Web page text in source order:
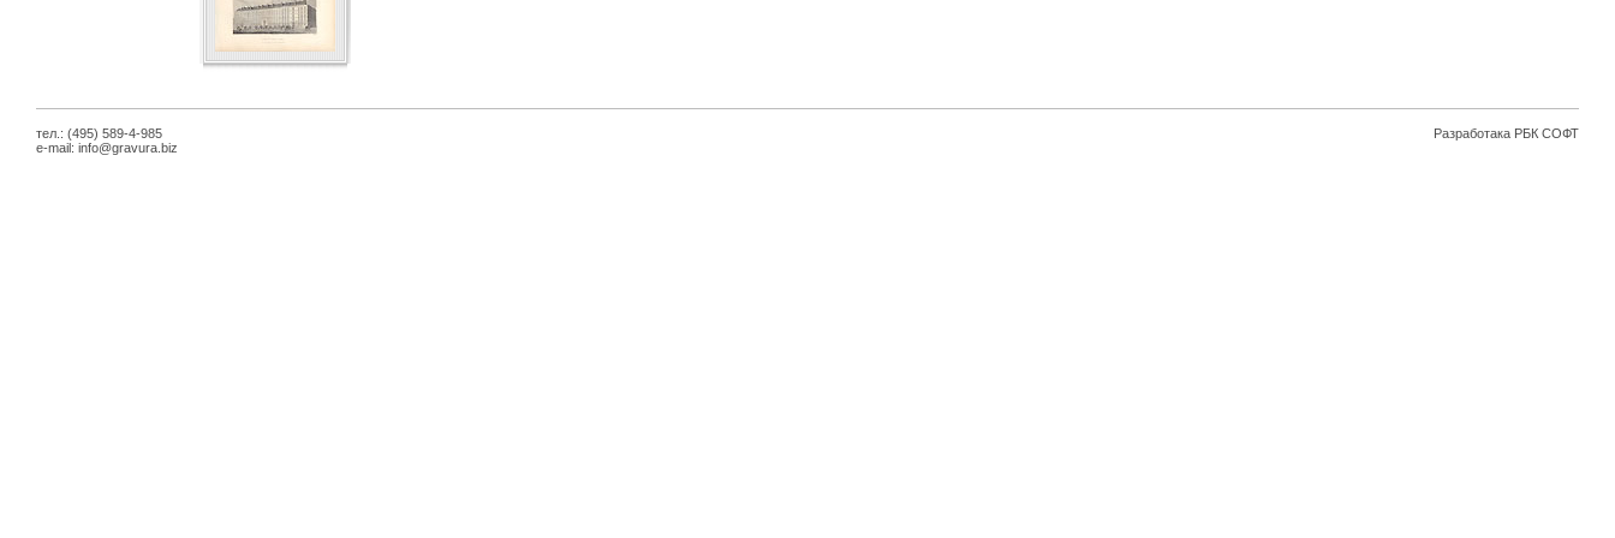
тел.: (495) 589-4-985
e-mail: info@gravura.biz
Разработака РБК СОФТ